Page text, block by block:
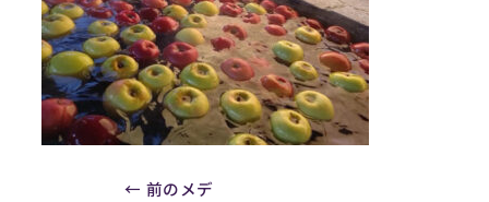
← 前のメデ